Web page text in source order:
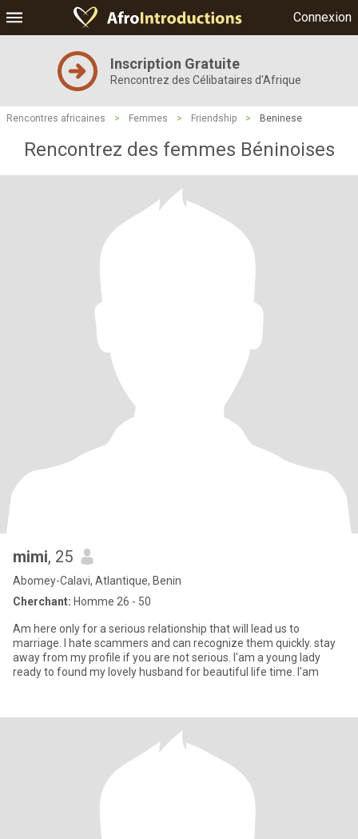
Connexion
Inscription Gratuite
Rencontrez des Célibataires d'Afrique
Rencontres africaines > Femmes > Friendship > Beninese
Rencontrez des femmes Béninoises
mimi, 25
Abomey-Calavi, Atlantique, Benin
Cherchant: Homme 26 - 50
Am here only for a serious relationship that will lead us to
marriage. l hate scammers and can recognize them quickly. stay
away from my profile if you are not serious. l'am a young lady
ready to found my lovely husband for beautiful life time. l'am